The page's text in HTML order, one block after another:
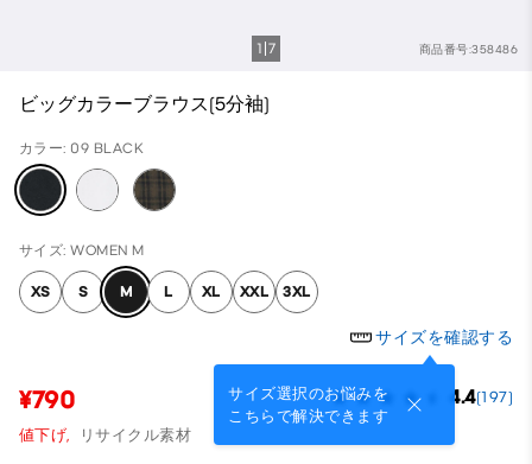
商品番号:358486
1 7
ビッグカラーブラウス(5分袖)
カラー: 09 BLACK
サイズ: WOMEN M
XS S M L XL XXL 3XL
サイズを確認する
サイズ選択のお悩みを
こちらで解決できます
¥790 4.4(197)
値下げ, リサイクル素材